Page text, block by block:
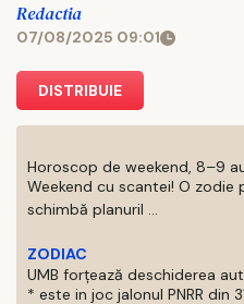
Redactia
07/08/2025 09:01
DISTRIBUIE
Horoscop de weekend, 8–9
Weekend cu scantei! O zodie
schimbă planuril ...
ZODIAC
UMB forțează deschiderea
* este in joc jalonul PNRR din